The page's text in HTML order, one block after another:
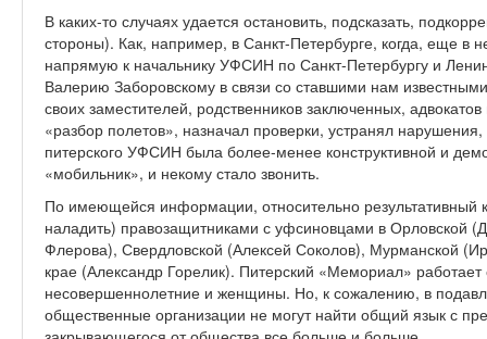
В каких-то случаях удается остановить, подсказать,
стороны). Как, например, в Санкт-Петербурге, когда, еще
напрямую к начальнику УФСИН по Санкт-Петербургу и
Валерию Заборовскому в связи со ставшими нам
своих заместителей, родственников заключенных,
«разбор полетов», назначал проверки, устранял
питерского УФСИН была более-менее конструктивной и
«мобильник», и некому стало звонить.
По имеющейся информации, относительно результативный
наладить) правозащитниками с уфсиновцами в Орловской
Флерова), Свердловской (Алексей Соколов), Мурманской
крае (Александр Горелик). Питерский «Мемориал»
несовершеннолетние и женщины. Но, к сожалению, в
общественные организации не могут найти общий язык с